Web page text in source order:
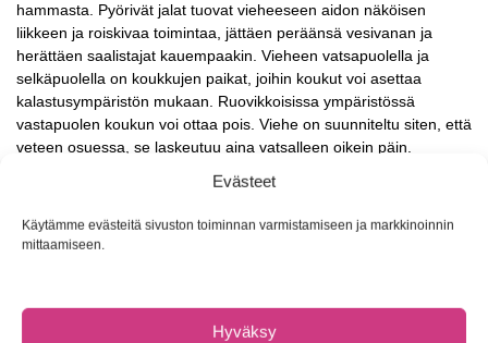
Evästeet
Käytämme evästeitä sivuston toiminnan varmistamiseen ja markkinoinnin
mittaamiseen.
Hyväksy
hammasta. Pyörivät jalat tuovat vieheeseen aidon näköisen
liikkeen ja roiskivaa toimintaa, jättäen peräänsä vesivanan ja
herättäen saalistajat kauempaakin. Vieheen vatsapuolella ja
selkäpuolella on koukkujen paikat, joihin koukut voi asettaa
kalastusympäristön mukaan. Ruovikkoisissa ympäristössä
vastapuolen koukun voi ottaa pois. Viehe on suunniteltu siten, että
veteen osuessa, se laskeutuu aina vatsalleen oikein päin.
Kaksi uittotapaa: Koukku nokan alla luo vieheelle matalan
poikasta. Koukku kaulan alla antaa vieheelle korkeamman
Kaksi tapaa asettaa koukut
Koukkuihin sidottu höyheniä